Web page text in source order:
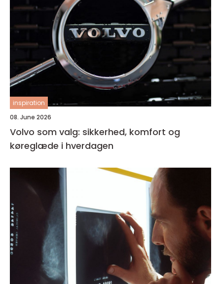
inspiration
08. June 2026
Volvo som valg: sikkerhed, komfort og
køreglæde i hverdagen